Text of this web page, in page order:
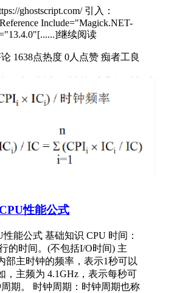
ghostscript.com/ 引入：
Include="Magick.NET-
继续阅读
1638点热度 0人点赞 痴者工良
性能公式
能公式 基础知识 CPU 时间：
的时间。(不包括I/O时间) 主
部主时钟的频率，表示1秒可以
，主频为 4.1GHz，表示每秒可
期。 时钟周期：时钟周期也称